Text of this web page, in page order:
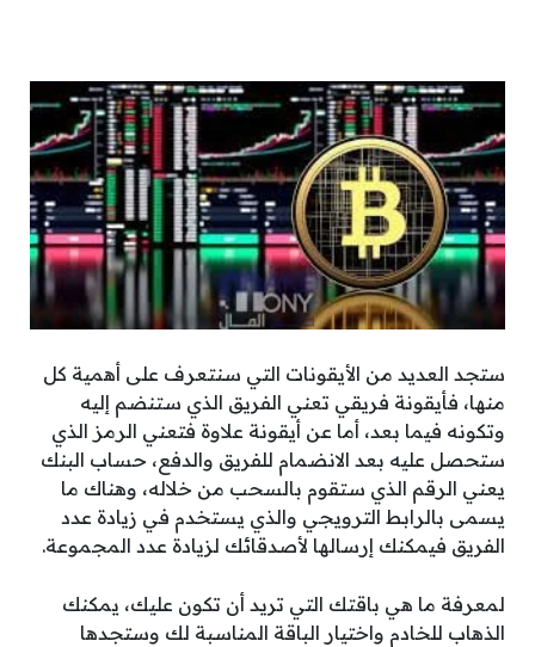
ستجد العديد من الأيقونات التي سنتعرف على أهمية كل
منها، فأيقونة فريقي تعني الفريق الذي ستنضم إليه
وتكونه فيما بعد، أما عن أيقونة علاوة فتعني الرمز الذي
ستحصل عليه بعد الانضمام للفريق والدفع، حساب البنك
يعني الرقم الذي ستقوم بالسحب من خلاله، وهناك ما
يسمى بالرابط الترويجي والذي يستخدم في زيادة عدد
الفريق فيمكنك إرسالها لأصدقائك لزيادة عدد المجموعة.
لمعرفة ما هي باقتك التي تريد أن تكون عليك، يمكنك
الذهاب للخادم واختيار الباقة المناسبة لك وستجدها